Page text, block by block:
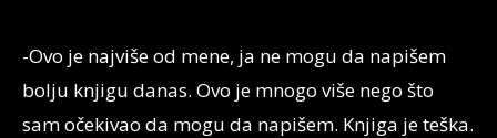
-Ovo je najviše od mene, ja ne mogu da napišem
bolju knjigu danas. Ovo je mnogo više nego što
sam očekivao da mogu da napišem. Knjiga je teška.